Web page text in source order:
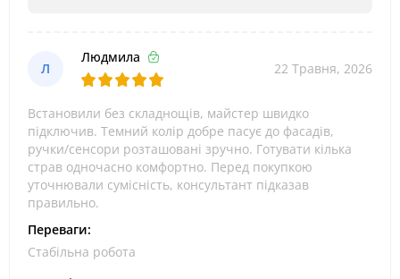
Л
Людмила
22 Травня, 2026
Встановили без складнощів, майстер швидко
підключив. Темний колір добре пасує до фасадів,
ручки/сенсори розташовані зручно. Готувати кілька
страв одночасно комфортно. Перед покупкою
уточнювали сумісність, консультант підказав
правильно.
Переваги:
Стабільна робота